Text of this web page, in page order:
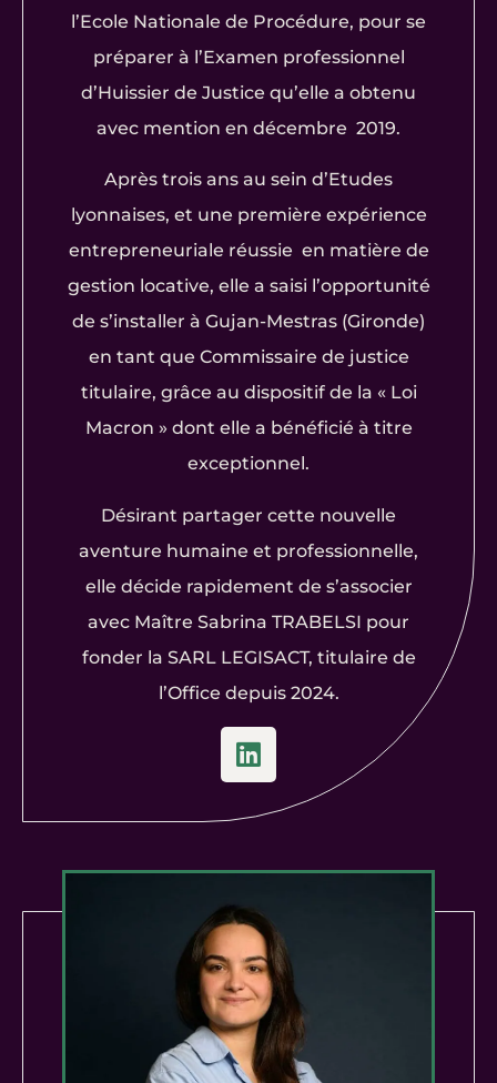
l’Ecole Nationale de Procédure, pour se
préparer à l’Examen professionnel
d’Huissier de Justice qu’elle a obtenu
avec mention en décembre 2019.
Après trois ans au sein d’Etudes
lyonnaises, et une première expérience
entrepreneuriale réussie en matière de
gestion locative, elle a saisi l’opportunité
de s’installer à Gujan-Mestras (Gironde)
en tant que Commissaire de justice
titulaire, grâce au dispositif de la « Loi
Macron » dont elle a bénéficié à titre
exceptionnel.
Désirant partager cette nouvelle
aventure humaine et professionnelle,
elle décide rapidement de s’associer
avec Maître Sabrina TRABELSI pour
fonder la SARL LEGISACT, titulaire de
l’Office depuis 2024.